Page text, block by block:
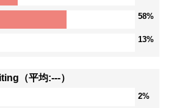
58%
13%
（平均:---）
2%